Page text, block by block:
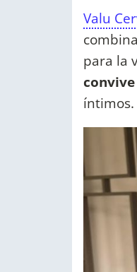
Valu
para la
íntimos.